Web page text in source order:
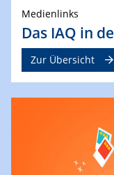
Medienlinks
Das IAQ in
Zur Übersicht